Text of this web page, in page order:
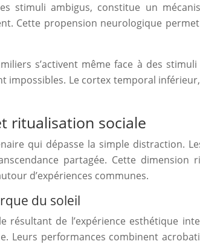
stimuli ambigus, constitue un
Cette propension neurologique
s’activent même face à des
Le cortex temporal
ritualisation sociale
qui dépasse la simple distraction.
partagée. Cette dimension
d’expériences communes.
du soleil
de l’expérience esthétique
Leurs performances combinent